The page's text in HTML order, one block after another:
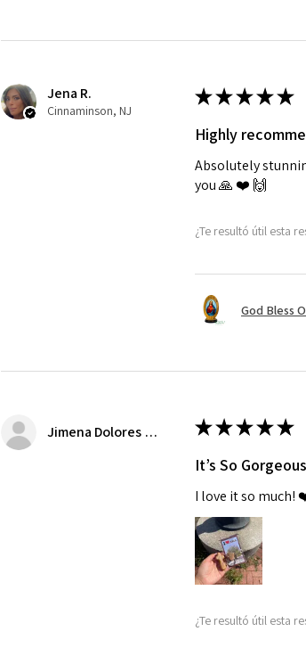
Jena R.
Cinnaminson, NJ
★★★★★
Highly
Absolutely
you 🙏 ❤️ 🙌
¿Te resultó útil esta
God Bless
Jimena Dolores Manjarrez ★★★★★
It’s So
I love it so much!
¿Te resultó útil esta